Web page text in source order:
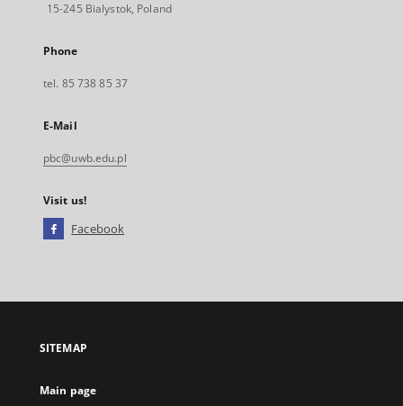
15-245 Bialystok, Poland
Phone
tel. 85 738 85 37
E-Mail
pbc@uwb.edu.pl
Visit us!
Facebook
open
new
SITEMAP
Main page